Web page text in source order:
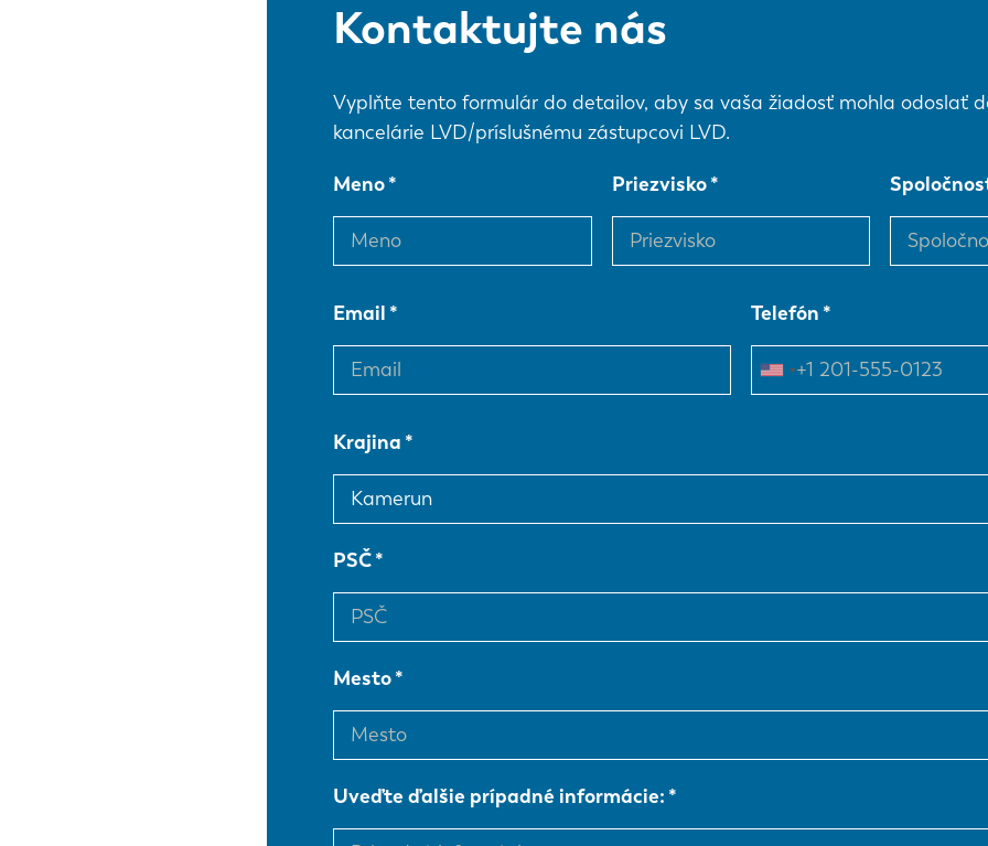
Kontaktujte nás
Vyplňte tento formulár do detailov, aby sa vaša žiadosť mohla odoslať
kancelárie LVD/príslušnému zástupcovi LVD.
Meno Priezvisko
Email Telefón
Krajina
PSČ
Mesto
Uveďte ďalšie prípadné informácie:
EN NL FR
DE IT ES